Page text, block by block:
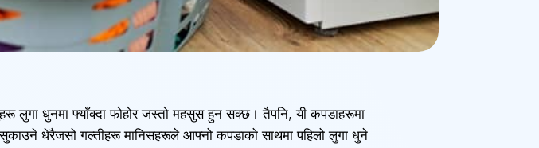
लुगा धुनमा फ्याँक्दा फोहोर जस्तो महसुस हुन सक्छ। तैपनि, यी कपडाहरूमा
सुकाउने धेरैजसो गल्तीहरू मानिसहरूले आफ्नो कपडाको साथमा पहिलो लुगा धुने